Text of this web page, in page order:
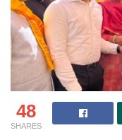
48
SHARES